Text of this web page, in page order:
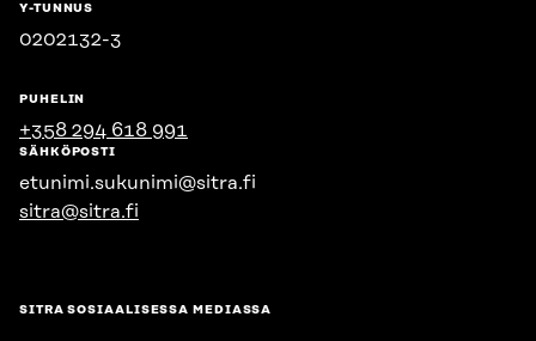
Y-TUNNUS
0202132-3
PUHELIN
+358 294 618 991
SÄHKÖPOSTI
etunimi.sukunimi@sitra.fi
sitra@sitra.fi
SITRA SOSIAALISESSA MEDIASSA